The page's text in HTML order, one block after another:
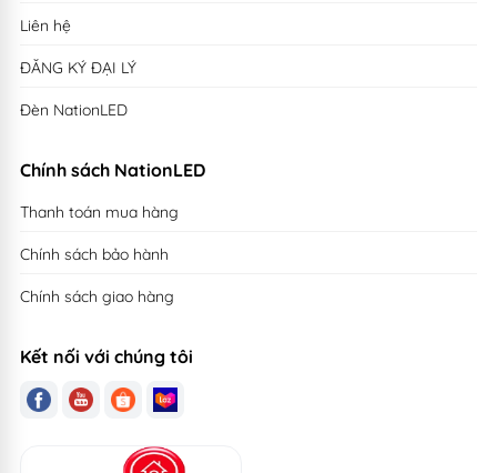
Liên hệ
ĐĂNG KÝ ĐẠI LÝ
Đèn NationLED
Chính sách NationLED
Thanh toán mua hàng
Chính sách bảo hành
Chính sách giao hàng
Kết nối với chúng tôi